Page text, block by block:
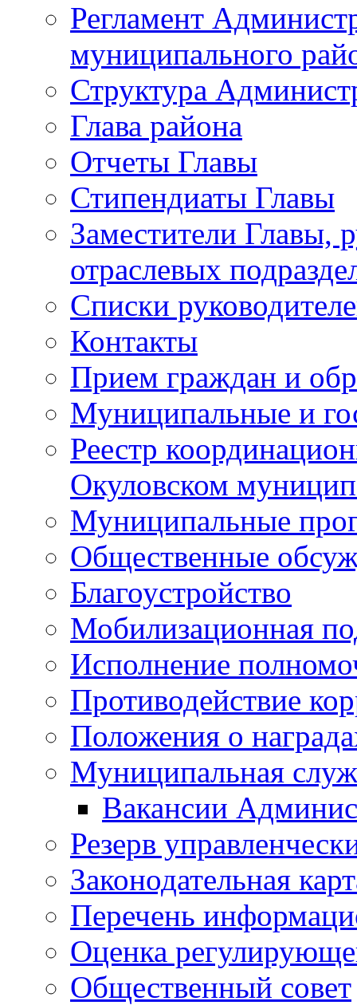
Регламент
муниципального
Структура
Глава района
Отчеты Главы
Стипендиаты Главы
Заместители Главы,
отраслевых
Списки
Контакты
Прием граждан и
Муниципальные и
Реестр
Окуловском
Муниципальные
Общественные
Благоустройство
Мобилизационная
Исполнение
Противодействие
Положения о
Муниципальная
Вакансии
Резерв
Законодательная
Перечень
Оценка
Общественный совет